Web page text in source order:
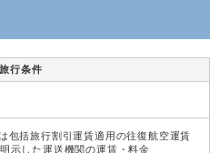
行条件
包括旅行割引運賃適用の往復航空運賃
示した運送機関の運賃・料金